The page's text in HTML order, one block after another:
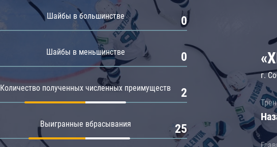
Шайбы в большинстве 0
Шайбы в меньшинстве 0
Количество полученных численных преимуществ 2
Выигранные вбрасывания 25
г.